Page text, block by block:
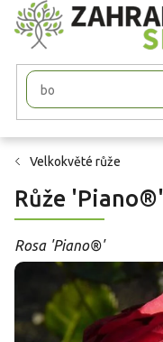
Přejít
na
obsah
Velkokvěté růže
Růže 'Piano®'
Rosa 'Piano®'